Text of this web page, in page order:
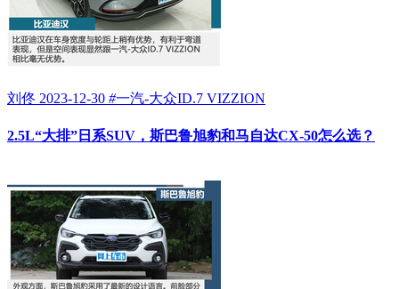
刘佟 2023-12-30 #一汽-大众ID.7 VIZZION
2.5L“大排”日系SUV，斯巴鲁旭豹和马自达CX-50怎么选？